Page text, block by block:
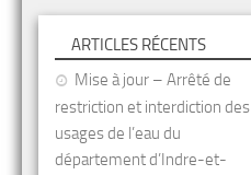
ARTICLES RÉCENTS
Mise à jour – Arrêté de
restriction et interdiction des
usages de l’eau du
département d’Indre-et-